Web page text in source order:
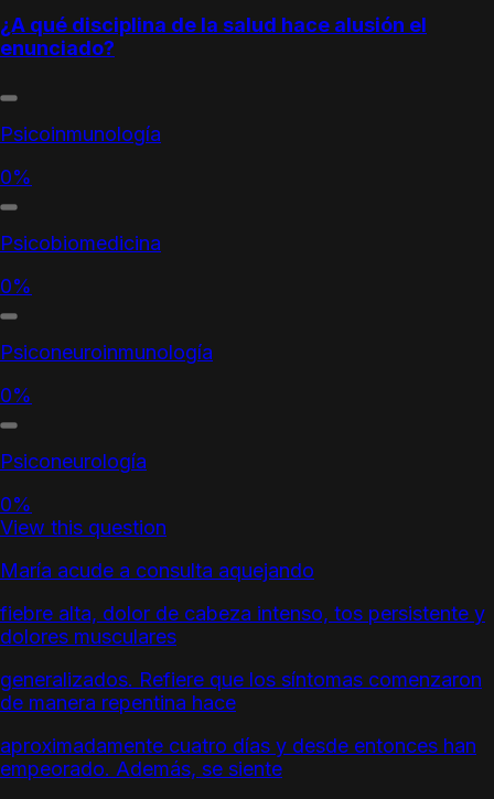
¿A qué disciplina de la salud hace alusión el
enunciado?
Psicoinmunología
0%
Psicobiomedicina
0%
Psiconeuroinmunología
0%
Psiconeurología
0%
View this question
María acude a consulta aquejando
fiebre alta, dolor de cabeza intenso, tos persistente y
dolores musculares
generalizados. Refiere que los síntomas comenzaron
de manera repentina hace
aproximadamente cuatro días y desde entonces han
empeorado. Además, se siente